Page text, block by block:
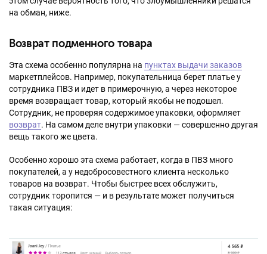
на обман, ниже.
Возврат подменного товара
Эта схема особенно популярна на пунктах выдачи заказов
маркетплейсов. Например, покупательница берет платье у
сотрудника ПВЗ и идет в примерочную, а через некоторое
время возвращает товар, который якобы не подошел.
Сотрудник, не проверяя содержимое упаковки, оформляет
возврат. На самом деле внутри упаковки — совершенно другая
вещь такого же цвета.
Особенно хорошо эта схема работает, когда в ПВЗ много
покупателей, а у недобросовестного клиента несколько
товаров на возврат. Чтобы быстрее всех обслужить,
сотрудник торопится — и в результате может получиться
такая ситуация: